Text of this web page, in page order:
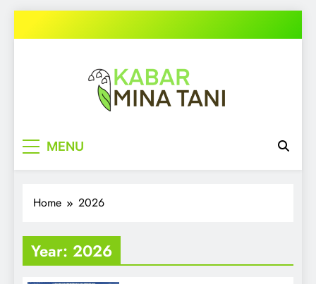
to
MENU
Home 2026
Year: 2026